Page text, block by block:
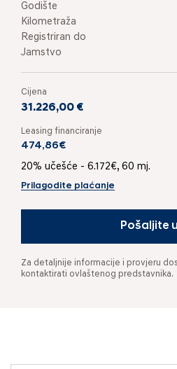
Godište
Kilometraža
Registriran do
Jamstvo
Cijena
31.226,00 €
Leasing financiranje
474,86€
20% učešće - 6.172€, 60 mj.
Prilagodite plaćanje
Pošaljite
Za detaljnije informacije i provjeru
kontaktirati ovlaštenog predstavnika.